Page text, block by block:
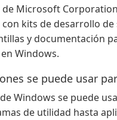
de Microsoft
kits de desarrollo
y documentación
Windows.
se puede usar
Windows se puede
de utilidad hasta